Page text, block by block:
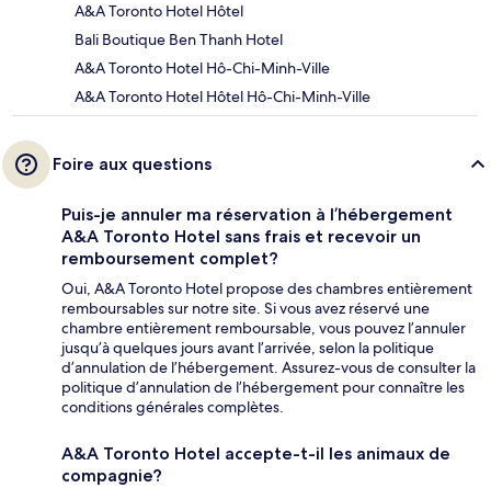
A&A Toronto Hotel Hôtel
Bali Boutique Ben Thanh Hotel
A&A Toronto Hotel Hô-Chi-Minh-Ville
A&A Toronto Hotel Hôtel Hô-Chi-Minh-Ville
Foire aux questions
Puis-je annuler ma réservation à l’hébergement
A&A Toronto Hotel sans frais et recevoir un
remboursement complet?
Oui, A&A Toronto Hotel propose des chambres entièrement
remboursables sur notre site. Si vous avez réservé une
chambre entièrement remboursable, vous pouvez l’annuler
jusqu’à quelques jours avant l’arrivée, selon la politique
d’annulation de l’hébergement. Assurez-vous de consulter la
politique d’annulation de l’hébergement pour connaître les
conditions générales complètes.
A&A Toronto Hotel accepte-t-il les animaux de
compagnie?